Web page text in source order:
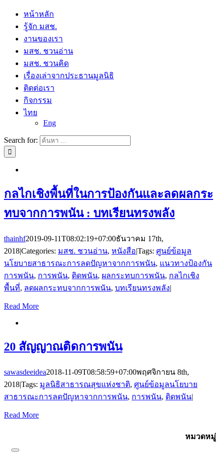
หน้าหลัก
รู้จัก มสช.
งานของเรา
มสช. ชวนอ่าน
มสช. ชวนคิด
เรื่องเล่าจากประธานมูลนิธิ
ติดต่อเรา
กิจกรรม
ไทย
Eng
Search for:
กลไกเชิงพื้นที่ในการป้องกันและลดผลกระ
ทบจากการพนัน : บทเรียนทรงพลัง
thainhf2019-09-11T08:02:19+07:00ธันวาคม 17th,
2018|Categories: มสช. ชวนอ่าน, หนังสือ|Tags: ศูนย์ข้อมูล
นโยบายสาธารณะการลดปัญหาจากการพนัน, แนวทางป้องกัน
การพนัน, การพนัน, ติดพนัน, ผลกระทบการพนัน, กลไกเชิง
พื้นที่, ลดผลกระทบจากการพนัน, บทเรียนทรงพลัง|
Read More
20 สัญญาณติดการพนัน
sawasdeeidea2018-11-09T08:58:59+07:00พฤศจิกายน 8th,
2018|Tags: มูลนิธิสาธารณสุขแห่งชาติ, ศูนย์ข้อมูลนโยบาย
สาธารณะการลดปัญหาจากการพนัน, การพนัน, ติดพนัน|
Read More
หมวดหมู่